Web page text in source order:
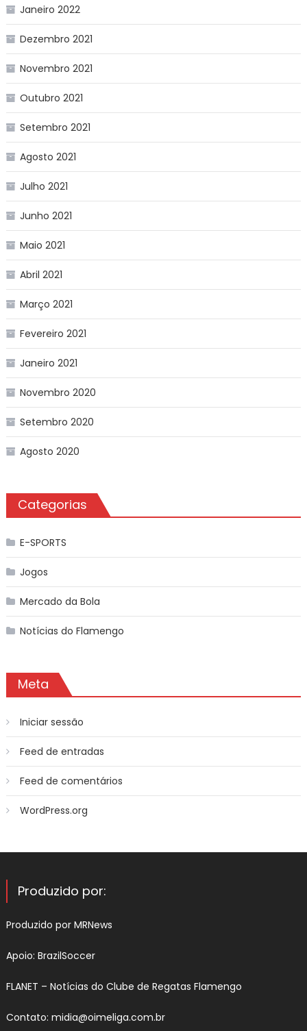
Janeiro 2022
Dezembro 2021
Novembro 2021
Outubro 2021
Setembro 2021
Agosto 2021
Julho 2021
Junho 2021
Maio 2021
Abril 2021
Março 2021
Fevereiro 2021
Janeiro 2021
Novembro 2020
Setembro 2020
Agosto 2020
Categorias
E-SPORTS
Jogos
Mercado da Bola
Notícias do Flamengo
Meta
Iniciar sessão
Feed de entradas
Feed de comentários
WordPress.org
Produzido por:
Produzido por MRNews
Apoio: BrazilSoccer
FLANET – Notícias do Clube de Regatas Flamengo
Contato: midia@oimeliga.com.br